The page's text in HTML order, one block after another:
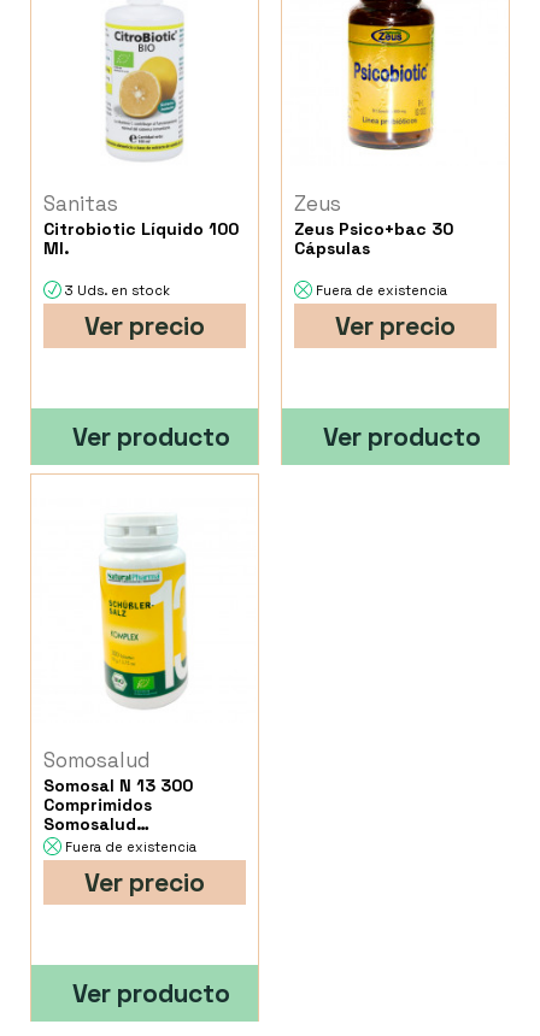
Sanitas
Citrobiotic Líquido 100
Ml.
3 Uds. en stock
Ver precio
Ver producto
Zeus
Zeus Psico+bac 30
Cápsulas
Fuera de existencia
Ver precio
Ver producto
Somosalud
Somosal N 13 300
Comprimidos
Somosalud
Naturalpharma 300
Comprimidos
Fuera de existencia
Ver precio
Ver producto